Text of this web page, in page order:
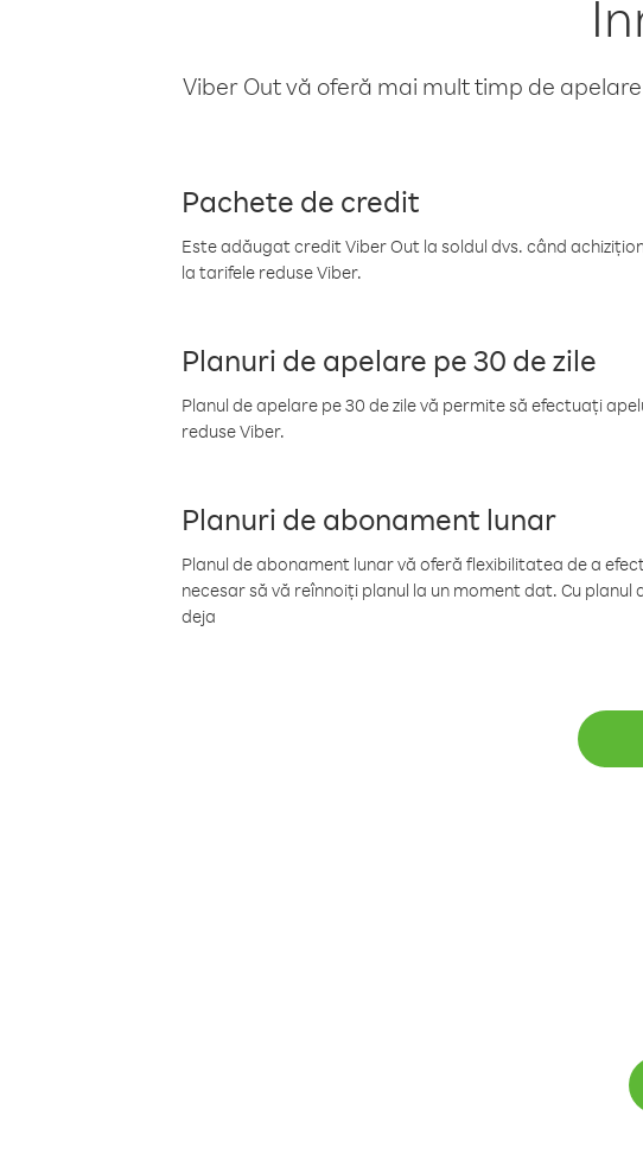
Viber Out vă oferă mai mult timp de
Pachete de credit
Este adăugat credit Viber Out la soldul dvs. când
la tarifele reduse Viber.
Planuri de apelare pe 30 de zile
Planul de apelare pe 30 de zile vă permite să efectuați
reduse Viber.
Planuri de abonament lunar
Planul de abonament lunar vă oferă flexibilitatea de a
necesar să vă reînnoiți planul la un moment dat. Cu
deja